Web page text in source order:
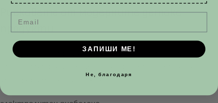
Рисковете от модерните детокс
продукти
Някои детокс продукти съдържат слабителни билки
употреба може да доведе до:
Email
ЗАПИШИ МЕ!
Не, благодаря